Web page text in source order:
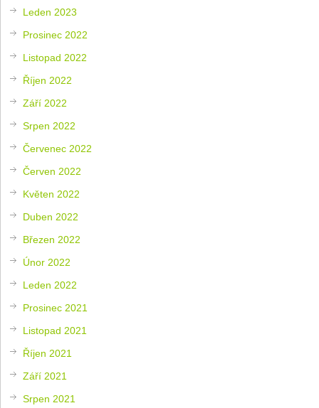
Leden 2023
Prosinec 2022
Listopad 2022
Říjen 2022
Září 2022
Srpen 2022
Červenec 2022
Červen 2022
Květen 2022
Duben 2022
Březen 2022
Únor 2022
Leden 2022
Prosinec 2021
Listopad 2021
Říjen 2021
Září 2021
Srpen 2021